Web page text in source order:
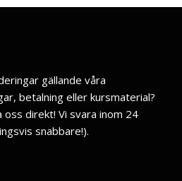
gällande våra
betalning eller kursmaterial?
direkt! Vi svara inom 24
snabbare!).